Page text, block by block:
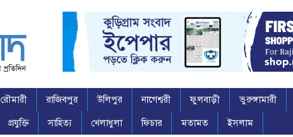
রৌমারী রাজিবপুর উলিপুর নাগেশ্বরী ফুলবাড়ী ভুরুঙ্গামারী
প্রযুক্তি সাহিত্য খেলাধুলা ফিচার মতামত ইসলাম